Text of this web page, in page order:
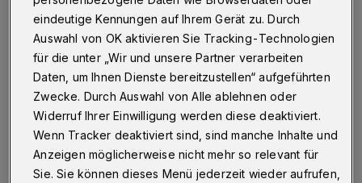
Wuppertal·Ab Montag (11. Januar 2021) verlegen
die Wuppertaler Stadtwerke (WSW) im Westfalenweg
in Wuppertal-Uellendahl neue Gasleitungen. Während
der etwa zweiwöchigen Bauzeit wird der Westfalenweg
zum Teil gesperrt.
07.01.2021 , 10:30 Uhr Eine Minute Lesezeit
eindeutige Kennungen auf Ihrem Gerät zu. Durch
Auswahl von OK aktivieren Sie Tracking-Technologien
für die unter „Wir und unsere Partner verarbeiten
Daten, um Ihnen Dienste bereitzustellen“ aufgeführten
Zwecke. Durch Auswahl von Alle ablehnen oder
Widerruf Ihrer Einwilligung werden diese deaktiviert.
Wenn Tracker deaktiviert sind, sind manche Inhalte und
Anzeigen möglicherweise nicht mehr so relevant für
Sie. Sie können dieses Menü jederzeit wieder aufrufen,